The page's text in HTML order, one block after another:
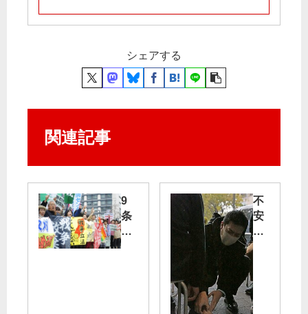
シェアする
関連記事
9
条
破
不
安
あ
る
展
望